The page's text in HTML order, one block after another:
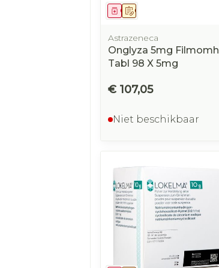
Op voorschrift
Geneesmiddel
Astrazeneca
Onglyza 5mg Filmomh
Tabl 98 X 5mg
€ 107,05
Niet beschikbaar